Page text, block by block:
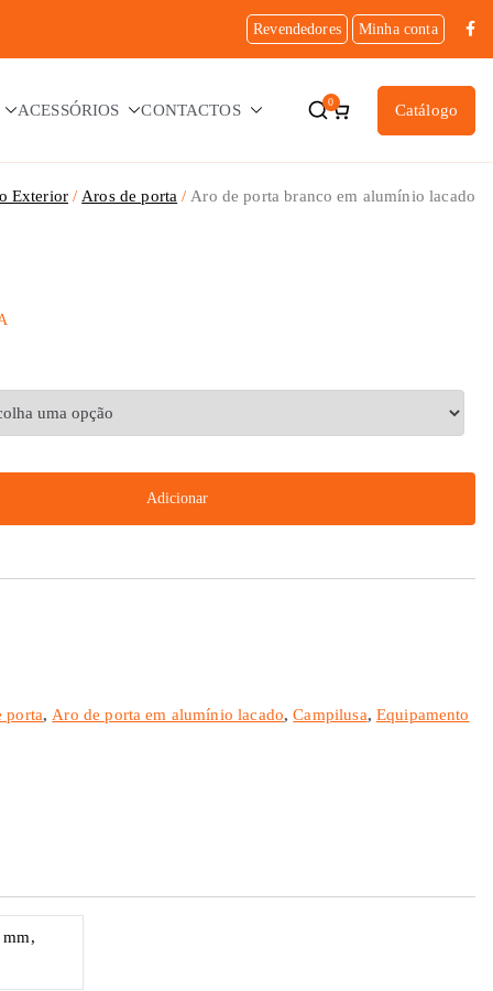
Revendedores Minha conta
ACESSÓRIOS CONTACTOS 0 Catálogo
Exterior Aros de porta Aro de porta branco em alumínio lacado
Adicionar
porta, Aro de porta em alumínio lacado,Campilusa, Equipamento